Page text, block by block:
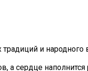
и народного
а сердце